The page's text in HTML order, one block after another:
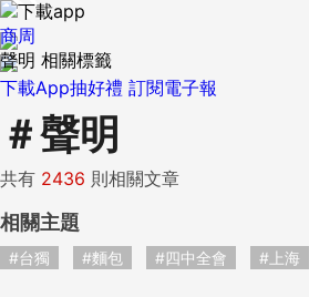
下載App抽好禮 訂閱電子報
商周
聲明 相關標籤
＃聲明
共有 2436 則相關文章
相關主題
#台獨 #麵包 #四中全會 #上海